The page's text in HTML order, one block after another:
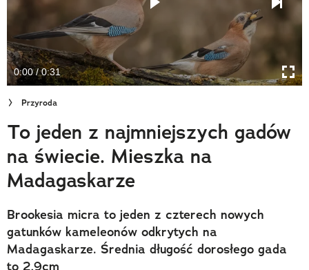
Sklep
Newsletter
Cuda Polski
Wielki Konkurs Fotograficzny
Trendbook Podróżniczy
Polecane
0:00 / 0:31
Przyroda
To jeden z najmniejszych gadów
na świecie. Mieszka na
Madagaskarze
Brookesia micra to jeden z czterech nowych
gatunków kameleonów odkrytych na
Madagaskarze. Średnia długość dorosłego gada
to 2,9cm